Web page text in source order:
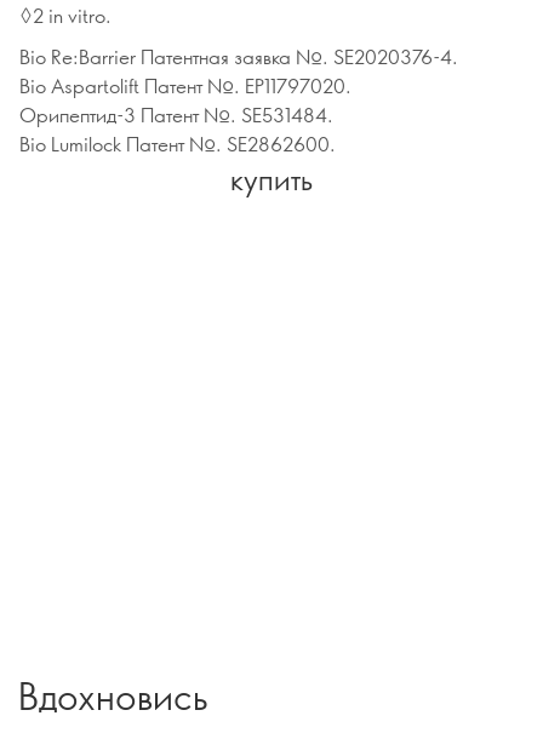
◊2 in vitro.
Bio Re:Barrier Патентная заявка №. SE2020376-4.
Bio Aspartolift Патент №. EP11797020.
Орипептид-3 Патент №. SE531484.
Bio Lumilock Патент №. SE2862600.
купить
Вдохновись